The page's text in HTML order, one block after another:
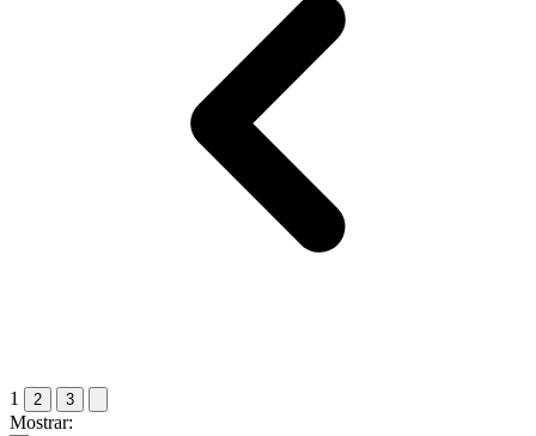
1 2 3
Mostrar: